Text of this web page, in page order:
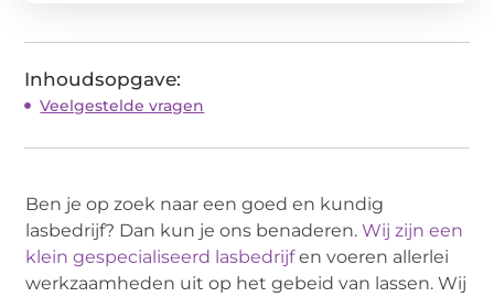
Inhoudsopgave:
Veelgestelde vragen
Ben je op zoek naar een goed en kundig
lasbedrijf? Dan kun je ons benaderen.Wij zijn een
klein gespecialiseerd lasbedrijfen voeren allerlei
werkzaamheden uit op het gebeid van lassen. Wij